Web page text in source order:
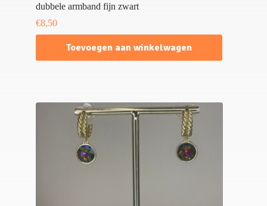
dubbele armband fijn zwart
€8,50
Toevoegen aan winkelwagen